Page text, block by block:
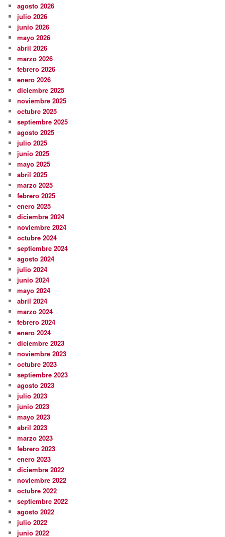
agosto 2026
julio 2026
junio 2026
mayo 2026
abril 2026
marzo 2026
febrero 2026
enero 2026
diciembre 2025
noviembre 2025
octubre 2025
septiembre 2025
agosto 2025
julio 2025
junio 2025
mayo 2025
abril 2025
marzo 2025
febrero 2025
enero 2025
diciembre 2024
noviembre 2024
octubre 2024
septiembre 2024
agosto 2024
julio 2024
junio 2024
mayo 2024
abril 2024
marzo 2024
febrero 2024
enero 2024
diciembre 2023
noviembre 2023
octubre 2023
septiembre 2023
agosto 2023
julio 2023
junio 2023
mayo 2023
abril 2023
marzo 2023
febrero 2023
enero 2023
diciembre 2022
noviembre 2022
octubre 2022
septiembre 2022
agosto 2022
julio 2022
junio 2022